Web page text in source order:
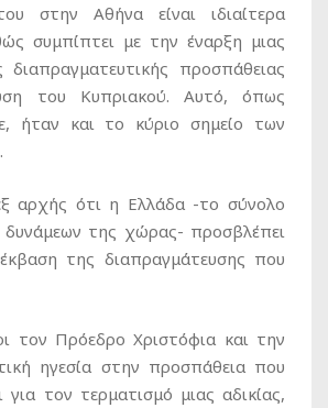
στην Αθήνα είναι ιδιαίτερα
συμπίπτει με την έναρξη μιας
διαπραγματευτικής προσπάθειας
του Κυπριακού. Αυτό, όπως
ήταν και το κύριο σημείο των
αρχής ότι η Ελλάδα -το σύνολο
δυνάμεων της χώρας- προσβλέπει
της διαπραγμάτευσης που
τον Πρόεδρο Χριστόφια και την
ηγεσία στην προσπάθεια που
για τον τερματισμό μιας αδικίας,